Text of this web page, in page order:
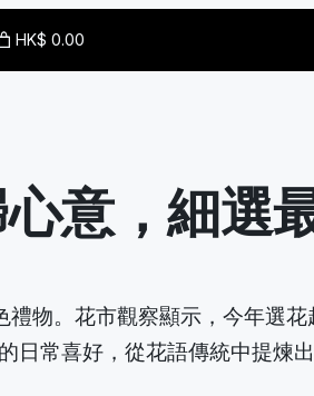
HK$ 0.00
意，細選
禮物。花市觀察顯示，今年
常喜好，從花語傳統中提煉